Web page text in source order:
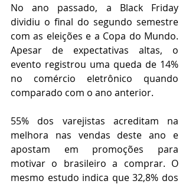
No ano passado, a Black Friday
dividiu o final do segundo semestre
com as eleições e a Copa do Mundo.
Apesar de expectativas altas, o
evento registrou uma queda de 14%
no comércio eletrônico quando
comparado com o ano anterior.
55% dos varejistas acreditam na
melhora nas vendas deste ano e
apostam em promoções para
motivar o brasileiro a comprar. O
mesmo estudo indica que 32,8% dos